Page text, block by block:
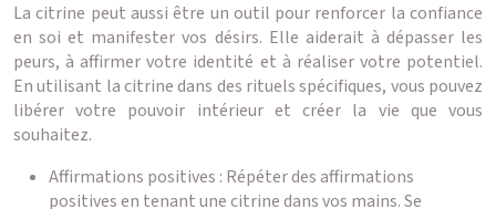
La citrine peut aussi être un outil pour renforcer la confiance
en soi et manifester vos désirs. Elle aiderait à dépasser les
peurs, à affirmer votre identité et à réaliser votre potentiel.
En utilisant la citrine dans des rituels spécifiques, vous pouvez
libérer votre pouvoir intérieur et créer la vie que vous
souhaitez.
Affirmations positives : Répéter des affirmations
positives en tenant une citrine dans vos mains. Se